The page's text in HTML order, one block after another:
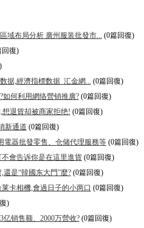
域布局分析 廣州服装批發市... (0篇回復)
復)
据,經濟指標数据_汇金網... (0篇回復)
何利用網络營销推廣?(0篇回復)
想退貨却被商家拒绝! (0篇回復)
新通道 (0篇回復)
電器批發零售、仓储代理服務等(0篇回復)
會告诉你是在這里進貨(0篇回復)
是“韓國东大門”麼?(0篇回復)
卡相機,會過日子的小两口 (0篇回復)
)
销售额、2000万營收?(0篇回復)